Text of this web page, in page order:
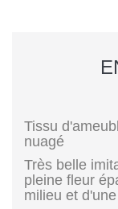
Tissu
nuagé
Très belle
pleine fleur
milieu et